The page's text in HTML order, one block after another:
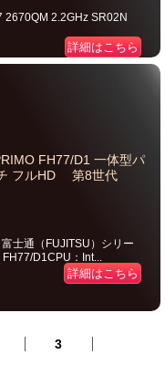
2670QM 2.2GHz SR02N
詳細はこちら
FH77/D1 一体型パ
フルHD 第8世代
士通（FUJITSU）シリー
D1CPU：Int...
詳細はこちら
3